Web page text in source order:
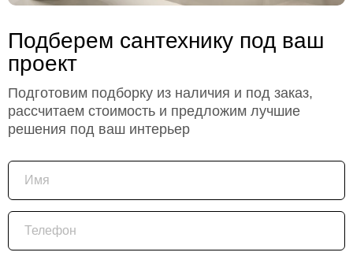
Подберем сантехнику под ваш
проект
Подготовим подборку из наличия и под заказ,
рассчитаем стоимость и предложим лучшие
решения под ваш интерьер
Имя
Телефон